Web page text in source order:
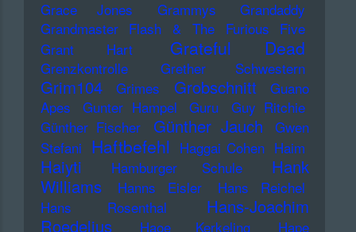
Grace Jones Grammys
Grandaddy
Grandmaster Flash & The Furious Five
Grant Hart
Grateful Dead
Grenzkontrolle Grether Schwestern
Grim104 Grimes Grobschnitt
Guano
Apes
Gunter Hampel Guru
Guy Ritchie
Günther Fischer
Günther Jauch
Gwen
Stefani Haftbefehl Haggai Cohen Haim
Haiyti Hamburger Schule
Hank
Williams
Hanns Eisler
Hans Reichel
Hans Rosenthal
Hans-Joachim
Roedelius
Haoe Kerkeling
Hape